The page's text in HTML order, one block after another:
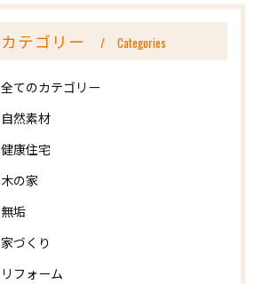
カテゴリー Categories
全てのカテゴリー
自然素材
健康住宅
木の家
無垢
家づくり
リフォーム